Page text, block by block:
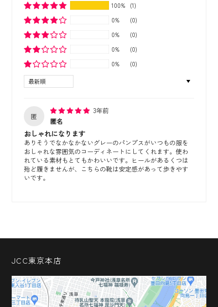
100%
(1)
0%
(0)
0%
(0)
0%
(0)
0%
(0)
Sort by
匿
3年前
匿名
おしゃれになります
ありそうでなかなかないグレーのパンプスがいつもの服を
おしゃれな雰囲気のコーディネートにしてくれます。使わ
れている素材もとてもかわいいです。ヒールがあるくつは
殆ど履きませんが、こちらの靴は安定感があって歩きやす
いです。
JCC東京本店